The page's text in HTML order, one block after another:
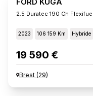
2.5 Duratec 190 Ch
2023 106 159 Km Hybride
19 590 €
Brest (29)